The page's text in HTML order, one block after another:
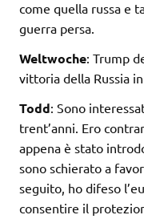
come quella russa e
guerra persa.
Weltwoche: Trump
vittoria della Russia
Todd: Sono
trent’anni. Ero
appena è stato
sono schierato a
seguito, ho difeso
consentire il